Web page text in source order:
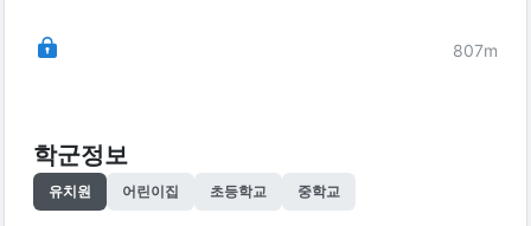
807m
학군정보
유치원 어린이집 초등학교 중학교